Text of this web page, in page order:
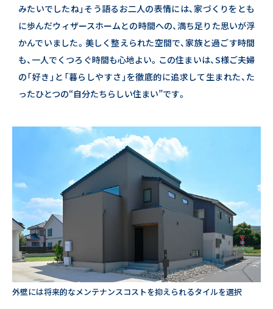
みたいでしたね」 そう語るお二人の表情には、家づくりをとも
に歩んだウィザースホームとの時間への、満ち足りた思いが浮
かんでいました。 美しく整えられた空間で、家族と過ごす時間
も、一人でくつろぐ時間も心地よい。 この住まいは、S様ご夫婦
の「好き」と「暮らしやすさ」を徹底的に追求して生まれた、た
ったひとつの“自分たちらしい住まい”です。
外壁には将来的なメンテナンスコストを抑えられるタイルを選択